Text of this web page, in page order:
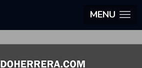
MENU